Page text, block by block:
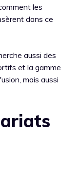
les
dans ce
aussi des
et la gamme
mais aussi